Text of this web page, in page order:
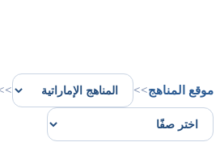
موقع المناهج>>
>>